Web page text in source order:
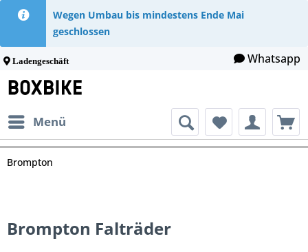
Wegen Umbau bis mindestens Ende Mai
geschlossen
Ladengeschäft Whatsapp
Menü
Brompton
Brompton Falträder